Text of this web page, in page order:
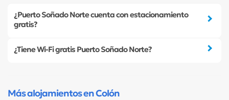
¿Puerto Soñado Norte cuenta con estacionamiento
gratis?
¿Tiene Wi-Fi gratis Puerto Soñado Norte?
Más alojamientos en Colón